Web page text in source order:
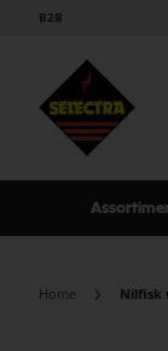
B2B
Home Nilfisk